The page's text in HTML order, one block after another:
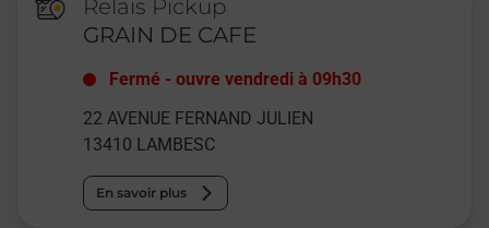
Relais Pickup
GRAIN DE CAFE
Fermé -ouvre vendredi à 09h30
22 AVENUE FERNAND JULIEN
13410 LAMBESC
En savoir plus